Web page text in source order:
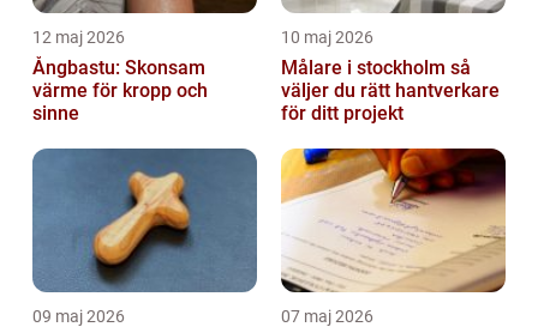
12 maj 2026
Ångbastu: Skonsam
värme för kropp och
sinne
10 maj 2026
Målare i stockholm så
väljer du rätt hantverkare
för ditt projekt
09 maj 2026 07 maj 2026